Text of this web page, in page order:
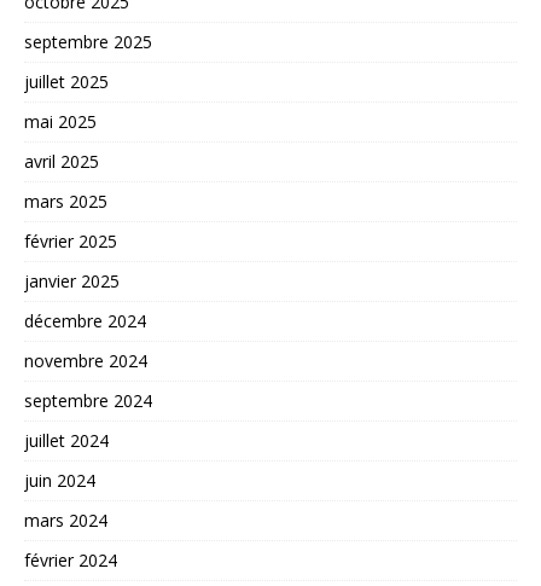
septembre 2025
juillet 2025
mai 2025
avril 2025
mars 2025
février 2025
janvier 2025
décembre 2024
novembre 2024
septembre 2024
juillet 2024
juin 2024
mars 2024
février 2024